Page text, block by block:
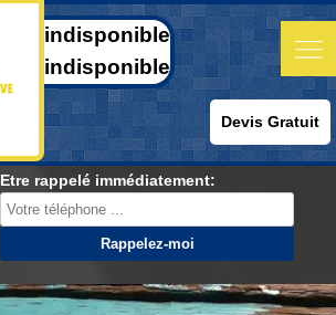
indisponible
indisponible
Devis Gratuit
Etre rappelé immédiatement: